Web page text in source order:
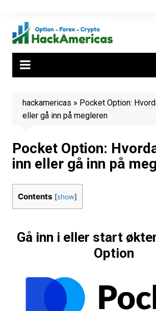
innhold
hackamericas » Pocket Option:
eller gå inn på megleren
Pocket Option:
inn eller gå inn på
Contents [show]
Gå inn i eller start
Option